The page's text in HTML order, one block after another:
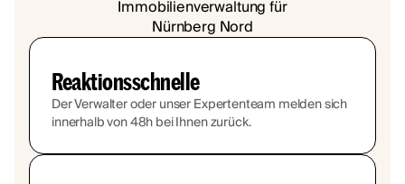
Immobilienverwaltung für
Nürnberg Nord
Reaktionsschnelle
Der Verwalter oder unser Expertenteam melden sich
innerhalb von 48h bei Ihnen zurück.